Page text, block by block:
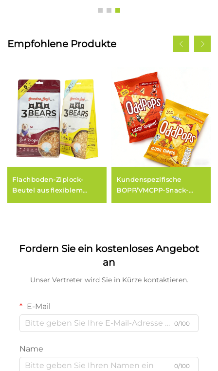
Empfohlene Produkte
Flachboden-Ziplock-
Beutel aus flexiblem
Kundenspezifische
BOPP/VMCPP-Snack-
Fordern Sie ein kostenloses Angebot
an
Unser Vertreter wird Sie in Kürze kontaktieren.
E-Mail
0/100
Name
0/100